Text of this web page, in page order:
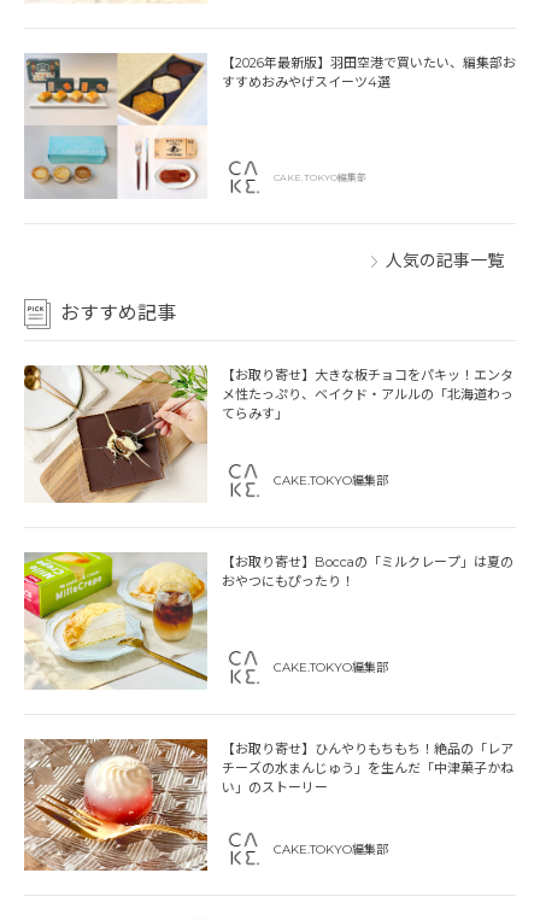
【2026年最新版】羽田空港で買いたい、編集部お
すすめおみやげスイーツ4選
CAKE.TOKYO編集部
人気の記事一覧
おすすめ記事
【お取り寄せ】大きな板チョコをパキッ！エンタ
メ性たっぷり、ベイクド・アルルの「北海道わっ
てらみす」
CAKE.TOKYO編集部
【お取り寄せ】Boccaの「ミルクレープ」は夏の
おやつにもぴったり！
CAKE.TOKYO編集部
【お取り寄せ】ひんやりもちもち！絶品の「レア
チーズの水まんじゅう」を生んだ「中津菓子かね
い」のストーリー
CAKE.TOKYO編集部